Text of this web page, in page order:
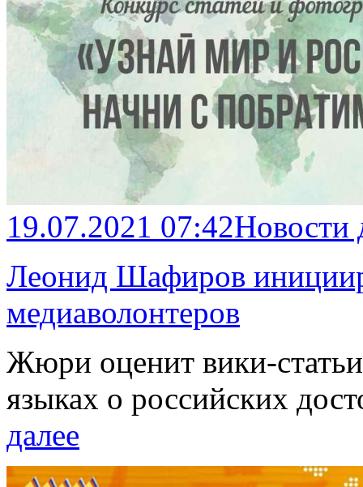
19.07.2021 07:42
Леонид Шафиров
медиаволонтеров
Жюри оценит вики-
языках о российских
далее